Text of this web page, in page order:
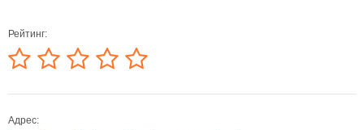
Рейтинг:
Адрес: